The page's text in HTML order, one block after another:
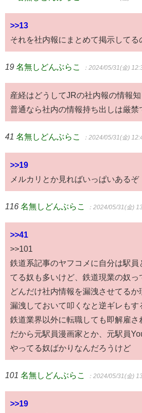
>>13
それを社内報にまとめて掲示してる
19 名無しどんぶらこ ：2024/05/31(金)
産経はどうしてJRの社内報の情報知
普通なら社内の情報持ち出しは厳禁
41 名無しどんぶらこ ：2024/05/31(金)
>>19
メルカリとか見ればいっぱいあるぞ
116 名無しどんぶらこ ：2024/05/31(金)
>>41
>>101
鉄道系記事のヤフコメに自分は駅員
てる奴も多いけど、鉄道現業の奴っ
どんだけ社内情報を漏洩させてるか
漏洩しておいて叩くなと逆ギレもす
鉄道業界以外に転職しても即解雇さ
だから元駅員漫画家とか、元駅員
やってる奴ばかりなんだろうけど
101 名無しどんぶらこ ：2024/05/31(金)
>>19